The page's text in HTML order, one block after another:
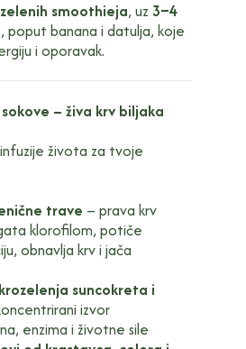
zelenih smoothieja, uz 3–4
, poput banana i datulja, koje
i oporavak.
– živa krv biljaka
života za tvoje
trave – prava krv
klorofilom, potiče
obnavlja krv i jača
suncokreta i
izvor
enzima i životne sile